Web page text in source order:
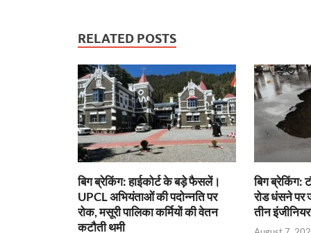
o
k
RELATED POSTS
बिग ब्रेकिंग: हाईकोर्ट के बड़े फैसलें।
UPCL अभियंताओं की पदोन्नति पर
रोक, मसूरी पालिका कर्मियों की वेतन
कटौती थमी
बिग ब्रेकिंग:
रोड धंसने पर
तीन